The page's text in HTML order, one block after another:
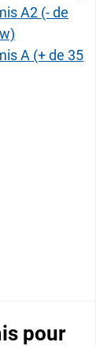
A2 (- de
A (+ de 35
pour